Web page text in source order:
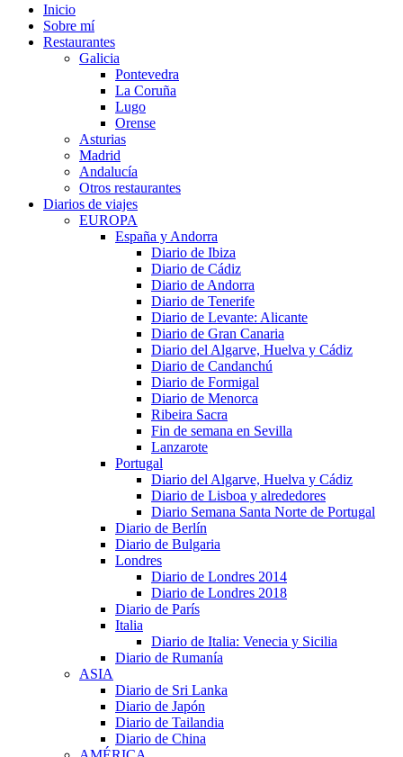
Inicio
Sobre mí
Restaurantes
Galicia
Pontevedra
La Coruña
Lugo
Orense
Asturias
Madrid
Andalucía
Otros restaurantes
Diarios de viajes
EUROPA
España y Andorra
Diario de Ibiza
Diario de Cádiz
Diario de Andorra
Diario de Tenerife
Diario de Levante: Alicante
Diario de Gran Canaria
Diario del Algarve, Huelva y Cádiz
Diario de Candanchú
Diario de Formigal
Diario de Menorca
Ribeira Sacra
Fin de semana en Sevilla
Lanzarote
Portugal
Diario del Algarve, Huelva y Cádiz
Diario de Lisboa y alrededores
Diario Semana Santa Norte de Portugal
Diario de Berlín
Diario de Bulgaria
Londres
Diario de Londres 2014
Diario de Londres 2018
Diario de París
Italia
Diario de Italia: Venecia y Sicilia
Diario de Rumanía
ASIA
Diario de Sri Lanka
Diario de Japón
Diario de Tailandia
Diario de China